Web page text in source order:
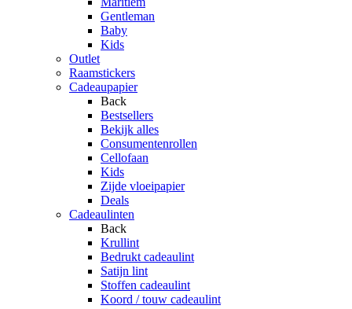
Gentleman
Baby
Kids
Outlet
Raamstickers
Cadeaupapier
Back
Bestsellers
Bekijk alles
Consumentenrollen
Cellofaan
Kids
Zijde vloeipapier
Deals
Cadeaulinten
Back
Krullint
Bedrukt cadeaulint
Satijn lint
Stoffen cadeaulint
Koord / touw cadeaulint